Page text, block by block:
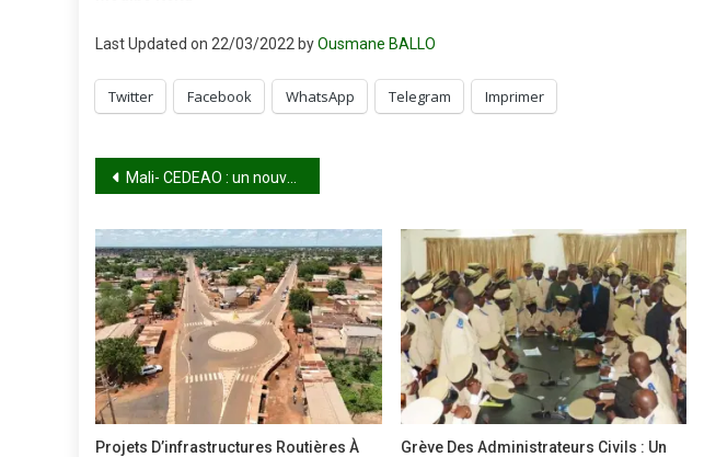
Last Updated on 22/03/2022 byOusmane BALLO
Twitter Facebook WhatsApp Telegram Imprimer
Navigation
de
l’article
Mali- CEDEAO : un nouveau désaccord
Projets D’infrastructures Routières À
Grève Des Administrateurs Civils : Un